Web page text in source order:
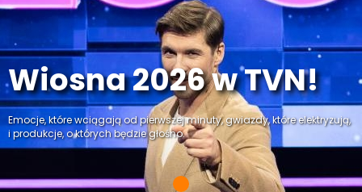
Wiosna 2026 w TVN!
Emocje, które wciągają od pierwszej minuty, gwiazdy, które elektryzują,
i produkcje, o których będzie głośno.